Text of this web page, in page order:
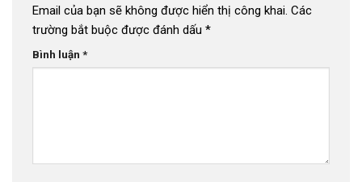
Email của bạn sẽ không được hiển thị công khai. Các
trường bắt buộc được đánh dấu *
Bình luận *